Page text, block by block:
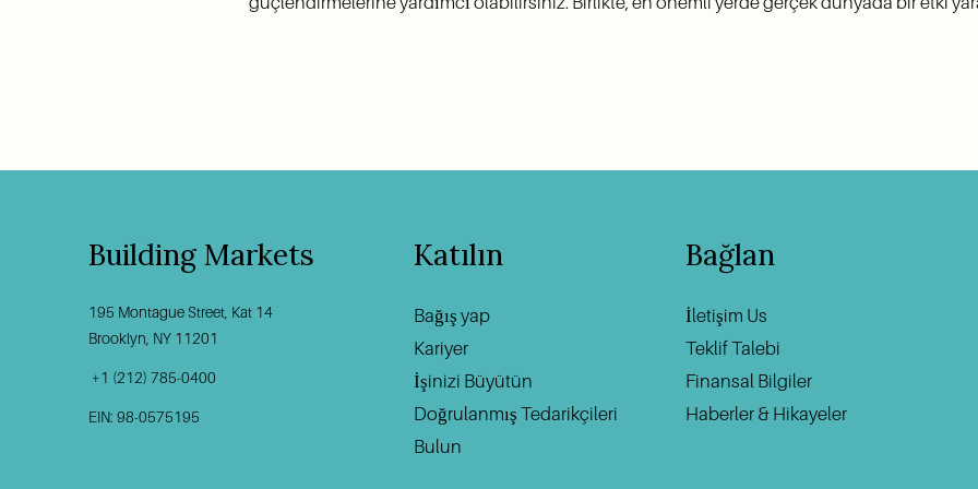
Building Markets
195 Montague Street, Kat 14
+1 (212) 785-0400
EIN: 98-0575195
Katılın
Bağış yap
Kariyer
İşinizi Büyütün
Doğrulanmış Tedarikçileri
Bulun
Bağlan
İletişim Us
Teklif Talebi
Finansal Bilgiler
Haberler & Hikayeler